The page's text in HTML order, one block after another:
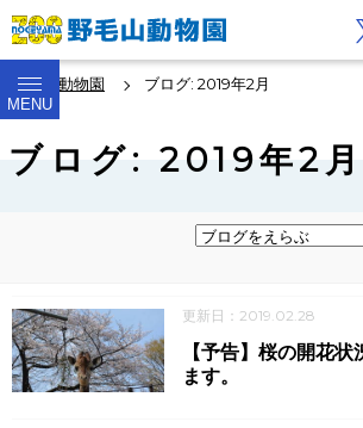
MENU
野毛山動物園 ブログ: 2019年2月
ブログ: 2019年2
更新日：2019.02.28
【予告】桜の開花
ます。